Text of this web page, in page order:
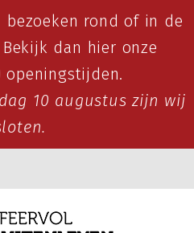
rond of in de
dan hier onze
openingstijden.
10 augustus zijn wij